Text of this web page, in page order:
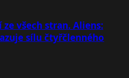
všech stran. Aliens:
sílu čtyřčlenného